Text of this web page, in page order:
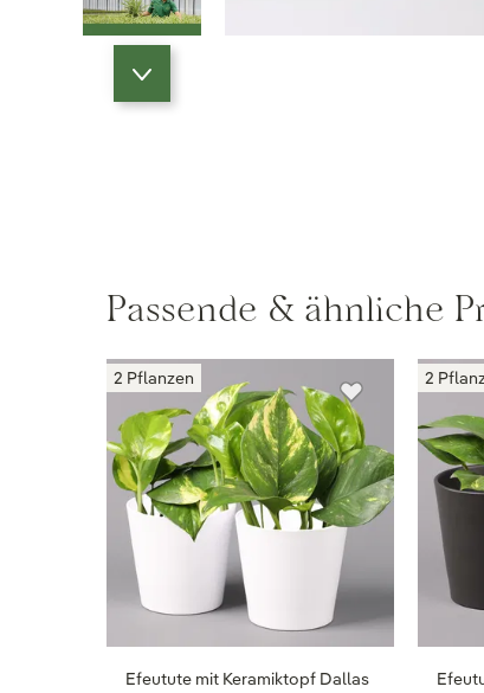
Passende & ähnliche
2 Pflanzen
Efeutute mit Keramiktopf Dallas
2